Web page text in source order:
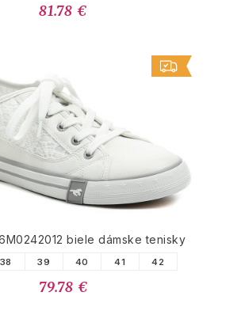
81.78 €
biele dámske tenisky
38 39 40 41 42
79.78 €